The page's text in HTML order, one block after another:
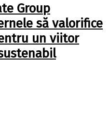
Group
să valorifice
un viitor